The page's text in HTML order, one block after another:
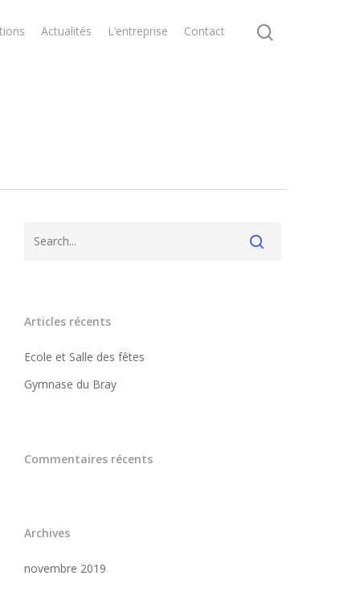
Actualités L’entreprise Contact
Articles récents
Ecole et Salle des fêtes
Gymnase du Bray
Commentaires récents
Archives
novembre 2019